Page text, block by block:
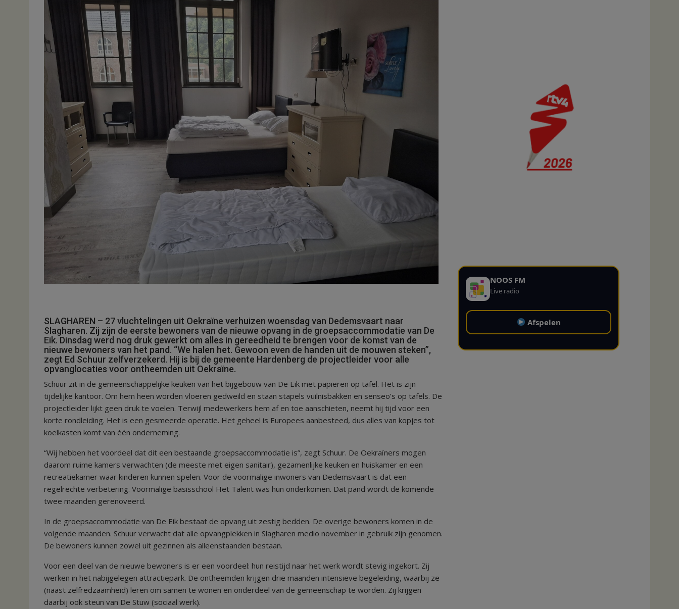
SLAGHAREN – 27 vluchtelingen uit Oekraïne verhuizen woensdag van Dedemsvaart naar
Slagharen. Zij zijn de eerste bewoners van de nieuwe opvang in de groepsaccommodatie van De
Eik. Dinsdag werd nog druk gewerkt om alles in gereedheid te brengen voor de komst van de
nieuwe bewoners van het pand. “We halen het. Gewoon even de handen uit de mouwen steken”,
zegt Ed Schuur zelfverzekerd. Hij is bij de gemeente Hardenberg de projectleider voor alle
opvanglocaties voor ontheemden uit Oekraïne.
Schuur zit in de gemeenschappelijke keuken van het bijgebouw van De Eik met papieren op tafel. Het is zijn
tijdelijke kantoor. Om hem heen worden vloeren gedweild en staan stapels vuilnisbakken en senseo’s op tafels. De
projectleider lijkt geen druk te voelen. Terwijl medewerkers hem af en toe aanschieten, neemt hij tijd voor een
korte rondleiding. Het is een gesmeerde operatie. Het geheel is Europees aanbesteed, dus alles van kopjes tot
koelkasten komt van één onderneming.
“Wij hebben het voordeel dat dit een bestaande groepsaccommodatie is”, zegt Schuur. De Oekraïners mogen
daarom ruime kamers verwachten (de meeste met eigen sanitair), gezamenlijke keuken en huiskamer en een
recreatiekamer waar kinderen kunnen spelen. Voor de voormalige inwoners van Dedemsvaart is dat een
regelrechte verbetering. Voormalige basisschool Het Talent was hun onderkomen. Dat pand wordt de komende
twee maanden gerenoveerd.
In de groepsaccommodatie van De Eik bestaat de opvang uit zestig bedden. De overige bewoners komen in de
volgende maanden. Schuur verwacht dat alle opvangplekken in Slagharen medio november in gebruik zijn genomen.
De bewoners kunnen zowel uit gezinnen als alleenstaanden bestaan.
Voor een deel van de nieuwe bewoners is er een voordeel: hun reistijd naar het werk wordt stevig ingekort. Zij
werken in het nabijgelegen attractiepark. De ontheemden krijgen drie maanden intensieve begeleiding, waarbij ze
(naast zelfredzaamheid) leren om samen te wonen en onderdeel van de gemeenschap te worden. Zij krijgen
daarbij ook steun van De Stuw (sociaal werk).
NOOS FM
Live radio
Afspelen